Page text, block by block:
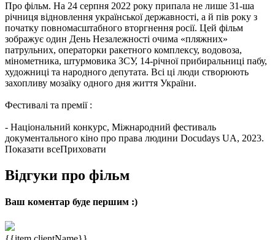
Про фільм. На 24 серпня 2022 року припала не лише 31-ша
річниця відновлення української державності, а й пів року з
початку повномасштабного вторгнення росії. Цей фільм
зображує один День Незалежності очима «пляжних»
патрульних, операторки ракетного комплексу, водовоза,
мінометника, штурмовика ЗСУ, 14-річної прибиральниці пабу,
художниці та народного депутата. Всі ці люди створюють
захопливу мозаїку одного дня життя України.
Фестивалі та премії :
- Національний конкурс, Міжнародний фестиваль
документального кіно про права людини Docudays UA, 2023.
Показати всеПриховати
Відгуки про фільм
Ваш коментар буде першим :)